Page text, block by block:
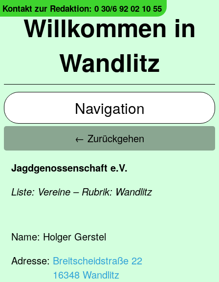
Willkommen in
Wandlitz
Kontakt zur Redaktion: 0 30/6 92 02 10 55
Navigation
← Zurückgehen
Jagdgenossenschaft e.V.
Liste: Vereine – Rubrik: Wandlitz
Name: Holger Gerstel
Adresse: Breitscheidstraße 22
16348 Wandlitz